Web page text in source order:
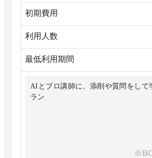
初期費用
利用人数
最低利用期間
AIとプロ講師に、添削や質問をして
ラン